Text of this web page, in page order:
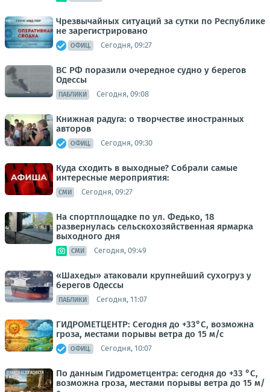
Чрезвычайных ситуаций за сутки по Республике
не зарегистрировано
ОФИЦ. Сегодня, 09:27
ВС РФ поразили очередное судно у берегов
Одессы
ПАБЛИКИ Сегодня, 09:08
Книжная радуга: о творчестве иностранных
авторов
ОФИЦ. Сегодня, 09:30
Куда сходить в выходные? Собрали самые
интересные мероприятия:
СМИ Сегодня, 09:27
На спортплощадке по ул. Федько, 18
развернулась сельскохозяйственная ярмарка
выходного дня
СМИ Сегодня, 09:49
«Шахеды» атаковали крупнейший сухогруз у
берегов Одессы
ПАБЛИКИ Сегодня, 11:07
ГИДРОМЕТЦЕНТР: Сегодня до +33°С, возможна
гроза, местами порывы ветра до 15 м/с
ОФИЦ. Сегодня, 10:07
По данным Гидрометцентра: сегодня до +33 °C,
возможна гроза, местами порывы ветра до 15 м/